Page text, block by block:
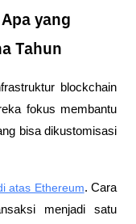
yang
Tahun
blockchain
fokus membantu
bisa dikustomisasi
atas Ethereum. Cara
menjadi satu